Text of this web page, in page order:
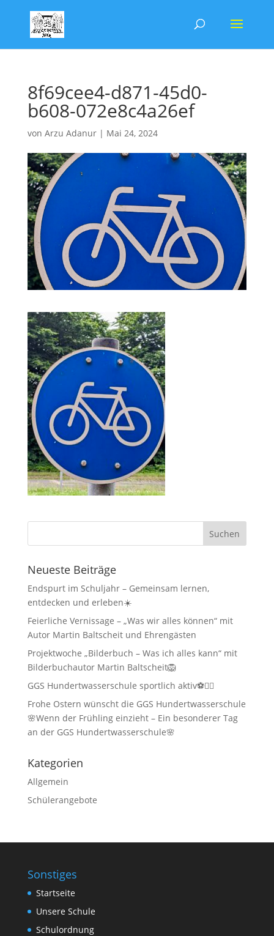
8f69cee4-d871-45d0-
b608-072e8c4a26ef
von Arzu Adanur| Mai 24, 2024
Neueste Beiträge
Endspurt im Schuljahr – Gemeinsam lernen,
entdecken und erleben☀️
Feierliche Vernissage – „Was wir alles können“ mit
Autor Martin Baltscheit und Ehrengästen
Projektwoche „Bilderbuch – Was ich alles kann“ mit
Bilderbuchautor Martin Baltscheit🦁
GGS Hundertwasserschule sportlich aktiv⚽🏃‍♂️
Frohe Ostern wünscht die GGS Hundertwasserschule
🌸Wenn der Frühling einzieht – Ein besonderer Tag
an der GGS Hundertwasserschule🌸
Kategorien
Allgemein
Schülerangebote
Sonstiges
Startseite
Unsere Schule
Schulordnung